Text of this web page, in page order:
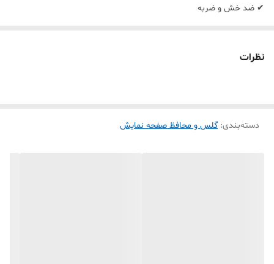
✔ ضد خش و ضربه
نظرات
دسته‌بندی: گلس و محافظ صفحه نمایش